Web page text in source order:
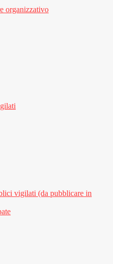
organizzativo
vigilati (da pubblicare in